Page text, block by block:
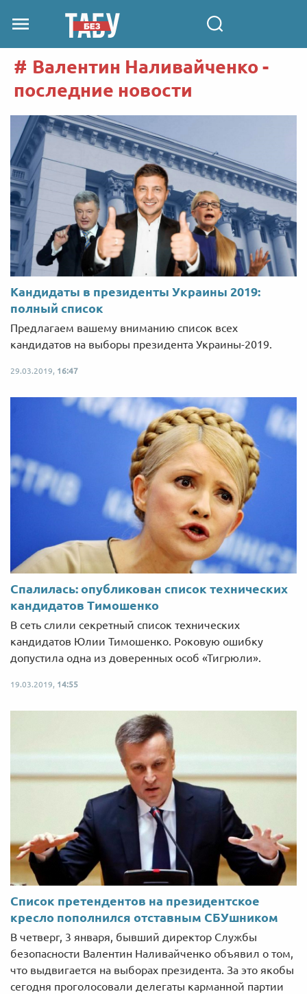
Валентин Наливайченко -
последние новости
Кандидаты в президенты Украины 2019:
полный список
Предлагаем вашему вниманию список всех
кандидатов на выборы президента Украины-2019.
29.03.2019, 16:47
Спалилась: опубликован список технических
кандидатов Тимошенко
В сеть слили секретный список технических
кандидатов Юлии Тимошенко. Роковую ошибку
допустила одна из доверенных особ «Тигрюли».
19.03.2019, 14:55
Список претендентов на президентское
кресло пополнился отставным СБУшником
В четверг, 3 января, бывший директор Службы
безопасности Валентин Наливайченко объявил о том,
что выдвигается на выборах президента. За это якобы
сегодня проголосовали делегаты карманной партии